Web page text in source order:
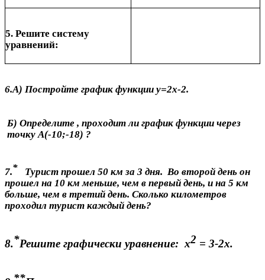
5. Решите систему
уравнений:
6.А) Постройте график функции у=2х-2.
Б) Определите , проходит ли график функции через
точку А(-10;-18) ?
7.* Турист прошел 50 км за 3 дня. Во второй день он
прошел на 10 км меньше, чем в первый день, и на 5 км
больше, чем в третий день. Сколько километров
проходил турист каждый день?
8.*Решите графически уравнение: х2 = 3-2х.